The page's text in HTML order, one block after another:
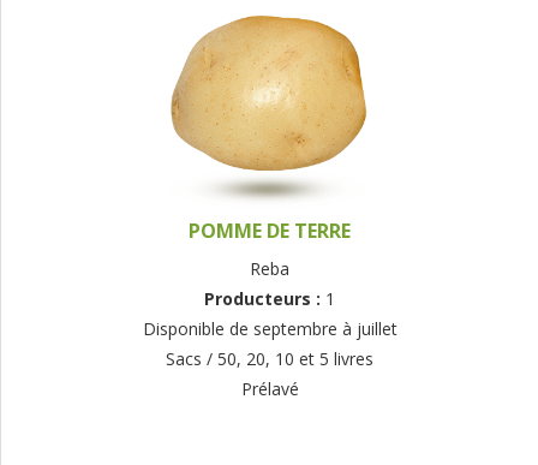
POMME DE TERRE
Reba
Producteurs : 1
Disponible de septembre à juillet
Sacs / 50, 20, 10 et 5 livres
Prélavé